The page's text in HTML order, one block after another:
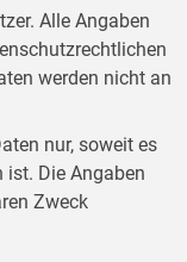
Alle Angaben
werden nicht an
nur, soweit es
Die Angaben
Zweck